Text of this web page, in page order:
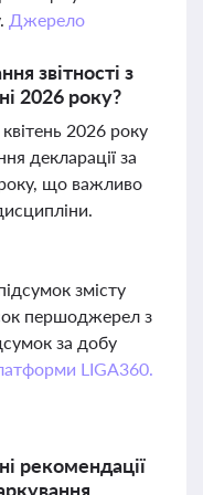
Джерело
звітності з
2026 року?
2026 року
декларації за
що важливо
змісту
першоджерел з
за добу
LIGA360.
рекомендації